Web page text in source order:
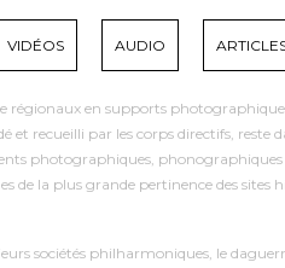
VIDÉOS AUDIO
régionaux en supports
et recueilli par les corps directifs,
photographiques,
de la plus grande pertinence des
sociétés philharmoniques, le